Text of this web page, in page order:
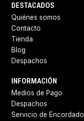
DESTACADOS
Quiénes somos
Contacto
Tienda
Blog
Despachos
INFORMACIÓN
Medios de Pago
Despachos
Servicio de Encordado